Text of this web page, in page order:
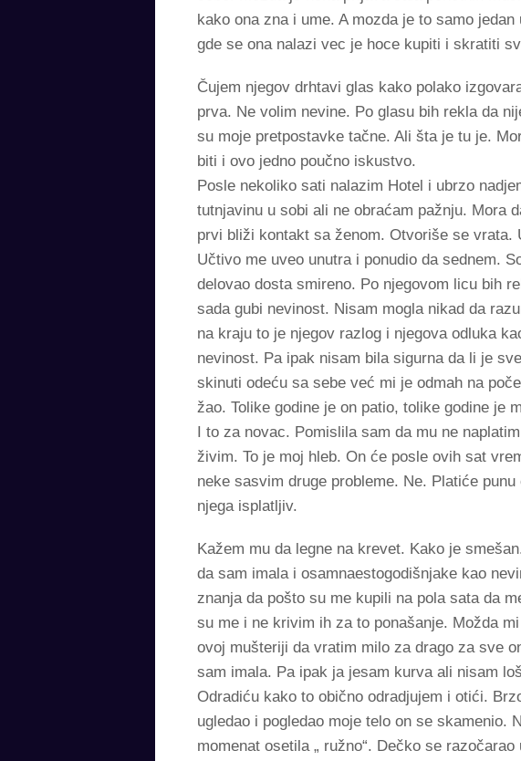
kako ona zna i ume. A mozda je to samo
gde se ona nalazi vec je hoce kupiti i skratiti
Čujem njegov drhtavi glas kako polako
prva. Ne volim nevine. Po glasu bih rekla da
su moje pretpostavke tačne. Ali šta je tu je.
biti i ovo jedno poučno iskustvo.
Posle nekoliko sati nalazim Hotel i ubrzo
tutnjavinu u sobi ali ne obraćam pažnju. Mora
prvi bliži kontakt sa ženom. Otvoriše se
Učtivo me uveo unutra i ponudio da sednem.
delovao dosta smireno. Po njegovom licu bih
sada gubi nevinost. Nisam mogla nikad da
na kraju to je njegov razlog i njegova odluka
nevinost. Pa ipak nisam bila sigurna da li je
skinuti odeću sa sebe već mi je odmah na
žao. Tolike godine je on patio, tolike godine je
I to za novac. Pomislila sam da mu ne
živim. To je moj hleb. On će posle ovih sat
neke sasvim druge probleme. Ne. Platiće
njega isplatljiv.
Kažem mu da legne na krevet. Kako je
da sam imala i osamnaestogodišnjake kao
znanja da pošto su me kupili na pola sata da
su me i ne krivim ih za to ponašanje. Možda
ovoj mušteriji da vratim milo za drago za sve
sam imala. Pa ipak ja jesam kurva ali nisam
Odradiću kako to obično odradjujem i otići.
ugledao i pogledao moje telo on se skamenio.
momenat osetila „ ružno“. Dečko se